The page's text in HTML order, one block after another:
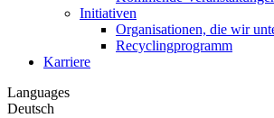
Initiativen
Organisationen, die wir
Recyclingprogramm
Karriere
Languages
Deutsch